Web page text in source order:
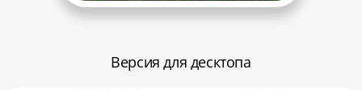
Версия для десктопа